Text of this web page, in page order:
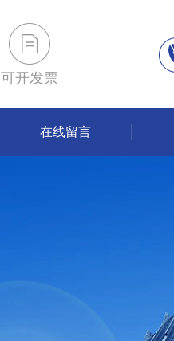
可开发票
在线留言